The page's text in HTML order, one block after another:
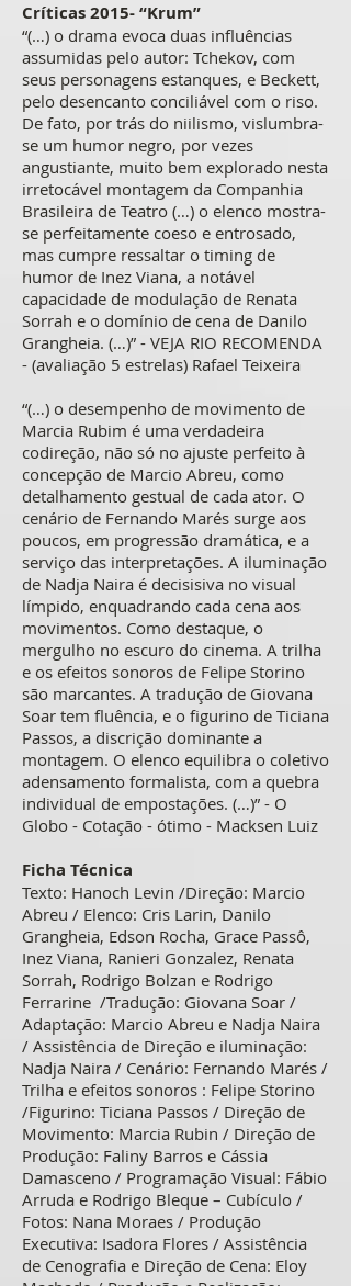
Críticas 2015- “Krum”
“(…) o drama evoca duas influências
assumidas pelo autor: Tchekov, com
seus personagens estanques, e Beckett,
pelo desencanto conciliável com o riso.
De fato, por trás do niilismo, vislumbra-
se um humor negro, por vezes
angustiante, muito bem explorado nesta
irretocável montagem da Companhia
Brasileira de Teatro (…) o elenco mostra-
se perfeitamente coeso e entrosado,
mas cumpre ressaltar o timing de
humor de Inez Viana, a notável
capacidade de modulação de Renata
Sorrah e o domínio de cena de Danilo
Grangheia. (…)” - VEJA RIO RECOMENDA
- (avaliação 5 estrelas) Rafael Teixeira
“(…) o desempenho de movimento de
Marcia Rubim é uma verdadeira
codireção, não só no ajuste perfeito à
concepção de Marcio Abreu, como
detalhamento gestual de cada ator. O
cenário de Fernando Marés surge aos
poucos, em progressão dramática, e a
serviço das interpretações. A iluminação
de Nadja Naira é decisisiva no visual
límpido, enquadrando cada cena aos
movimentos. Como destaque, o
mergulho no escuro do cinema. A trilha
e os efeitos sonoros de Felipe Storino
são marcantes. A tradução de Giovana
Soar tem fluência, e o figurino de Ticiana
Passos, a discrição dominante a
montagem. O elenco equilibra o coletivo
adensamento formalista, com a quebra
individual de empostações. (…)” - O
Globo - Cotação - ótimo - Macksen Luiz
Ficha Técnica
Texto: Hanoch Levin /Direção: Marcio
Abreu / Elenco: Cris Larin, Danilo
Grangheia, Edson Rocha, Grace Passô,
Inez Viana, Ranieri Gonzalez, Renata
Sorrah, Rodrigo Bolzan e Rodrigo
Ferrarine /Tradução: Giovana Soar /
Adaptação: Marcio Abreu e Nadja Naira
/ Assistência de Direção e iluminação:
Nadja Naira / Cenário: Fernando Marés /
Trilha e efeitos sonoros : Felipe Storino
/Figurino: Ticiana Passos / Direção de
Movimento: Marcia Rubin / Direção de
Produção: Faliny Barros e Cássia
Damasceno / Programação Visual: Fábio
Arruda e Rodrigo Bleque – Cubículo /
Fotos: Nana Moraes / Produção
Executiva: Isadora Flores / Assistência
de Cenografia e Direção de Cena: Eloy